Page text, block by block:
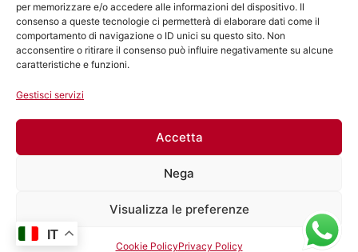
per memorizzare e/o accedere alle informazioni del dispositivo. Il
consenso a queste tecnologie ci permetterà di elaborare dati come il
comportamento di navigazione o ID unici su questo sito. Non
acconsentire o ritirare il consenso può influire negativamente su alcune
caratteristiche e funzioni.
Gestisci servizi
Accetta
Nega
Visualizza le preferenze
Cookie PolicyPrivacy Policy
IT